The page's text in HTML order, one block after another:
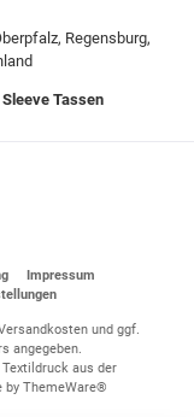
Regensburg,
Tassen
Impressum
und ggf.
angegeben.
aus der
by ThemeWare®